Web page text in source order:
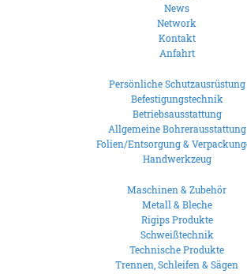
News
Network
Kontakt
Anfahrt
Persönliche Schutzausrüstung
Befestigungstechnik
Betriebsausstattung
Allgemeine Bohrerausstattung
Folien/Entsorgung &
Handwerkzeug
Maschinen & Zubehör
Metall & Bleche
Rigips Produkte
Schweißtechnik
Technische Produkte
Trennen, Schleifen & Sägen